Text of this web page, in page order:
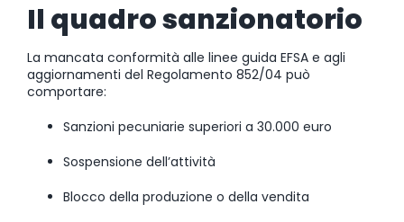
Il quadro sanzionatorio
La mancata conformità alle linee guida EFSA e agli
aggiornamenti del Regolamento 852/04 può
comportare:
Sanzioni pecuniarie superiori a 30.000 euro
Sospensione dell’attività
Blocco della produzione o della vendita